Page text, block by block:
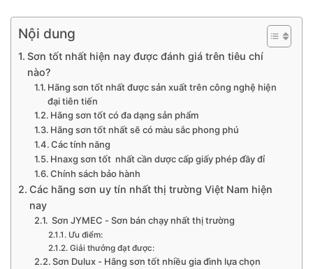
Nội dung
Sơn tốt nhất hiện nay được đánh giá trên tiêu chí
nào?
Hãng sơn tốt nhất được sản xuất trên công nghệ hiện
đại tiên tiến
Hãng sơn tốt có đa dạng sản phẩm
Hãng sơn tốt nhất sẽ có màu sắc phong phú
Các tính năng
Hnaxg sơn tốt nhất cần dược cấp giấy phép đầy đỉ
Chính sách bảo hành
Các hãng sơn uy tín nhất thị trường Việt Nam hiện
nay
Sơn JYMEC - Sơn bán chạy nhất thị trường
Ưu điểm:
Giải thưởng đạt được:
Sơn Dulux - Hãng sơn tốt nhiều gia đình lựa chọn